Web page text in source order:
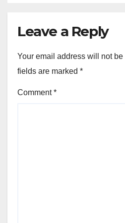
Leave a Reply
Your email address will not
fields are marked *
Comment*